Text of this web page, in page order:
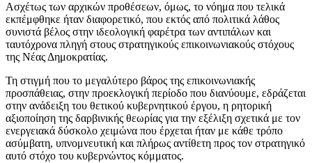
Ασχέτως των αρχικών προθέσεων, όμως, το νόημα που τελικά
εκπέμφθηκε ήταν διαφορετικό, που εκτός από πολιτικά λάθος
συνιστά βέλος στην ιδεολογική φαρέτρα των αντιπάλων και
ταυτόχρονα πληγή στους στρατηγικούς επικοινωνιακούς στόχους
της Νέας Δημοκρατίας.
Τη στιγμή που το μεγαλύτερο βάρος της επικοινωνιακής
προσπάθειας, στην προεκλογική περίοδο που διανύουμε, εδράζεται
στην ανάδειξη του θετικού κυβερνητικού έργου, η ρητορική
αξιοποίηση της δαρβινικής θεωρίας για την εξέλιξη σχετικά με τον
ενεργειακά δύσκολο χειμώνα που έρχεται ήταν με κάθε τρόπο
ασύμβατη, υπνομνευτική και πλήρως αντίθετη προς τον στρατηγικό
αυτό στόχο του κυβερνώντος κόμματος.